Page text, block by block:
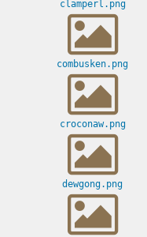
clamperl.png
combusken.png
croconaw.png
dewgong.png